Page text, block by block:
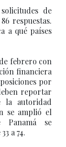
de
respuestas.
a qué países
febrero con
financiera
por
reportar
la autoridad
se amplió el
se
a 74.